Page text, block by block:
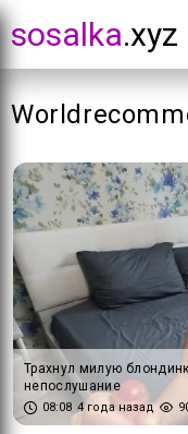
sosalka.xyz
Трахнул милую
непослушание
08:08 4 года назад